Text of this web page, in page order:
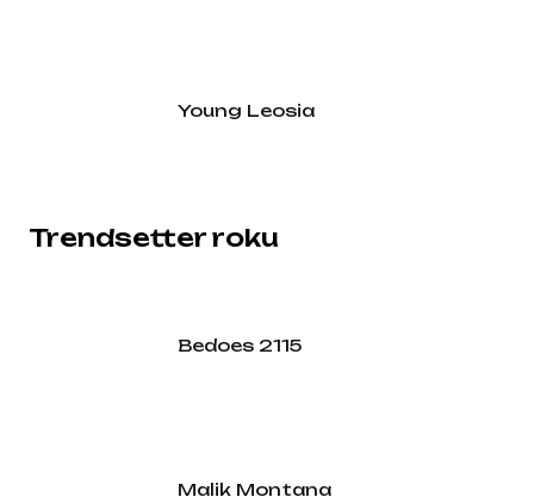
Young Leosia
Trendsetter roku
Bedoes 2115
Malik Montana